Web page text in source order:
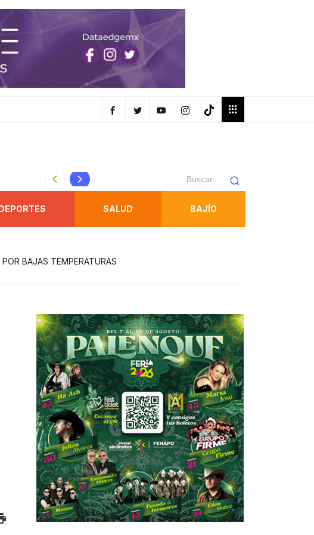
Gallardo inaugura paso a desnivel de Circuito Potosí y
SALUD BAJÍO
BAJAS TEMPERATURAS